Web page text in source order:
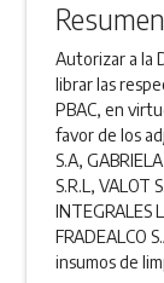
Resumen
Autorizar a la
librar las
PBAC, en
favor de los
S.A,
S.R.L, VALOT
INTEGRALES
FRADEALCO
insumos de